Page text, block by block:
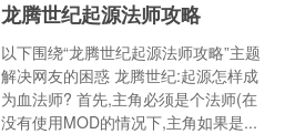
龙腾世纪起源法师攻略
以下围绕“龙腾世纪起源法师攻略”主题
解决网友的困惑 龙腾世纪:起源怎样成
为血法师? 首先,主角必须是个法师(在
没有使用MOD的情况下,主角如果是...